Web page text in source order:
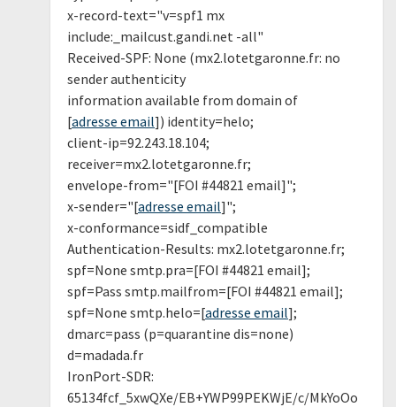
x-record-text="v=spf1 mx
include:_mailcust.gandi.net -all"
Received-SPF: None (mx2.lotetgaronne.fr: no
sender authenticity
information available from domain of
[adresse email]) identity=helo;
client-ip=92.243.18.104;
receiver=mx2.lotetgaronne.fr;
envelope-from="[FOI #44821 email]";
x-sender="[adresse email]";
x-conformance=sidf_compatible
Authentication-Results: mx2.lotetgaronne.fr;
spf=None smtp.pra=[FOI #44821 email];
spf=Pass smtp.mailfrom=[FOI #44821 email];
spf=None smtp.helo=[adresse email];
dmarc=pass (p=quarantine dis=none)
d=madada.fr
IronPort-SDR:
65134fcf_5xwQXe/EB+YWP99PEKWjE/c/MkYoOo